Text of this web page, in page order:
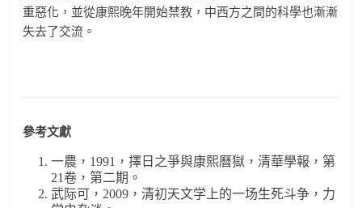
重惡化，並從康熙晚年開始禁教，中西方之間的科學也漸漸
失去了交流。
參考文獻
一農，1991，擇日之爭與康熙曆獄，清華學報，第
21卷，第二期。
武际可，2009，清初天文学上的一场生死斗争，力